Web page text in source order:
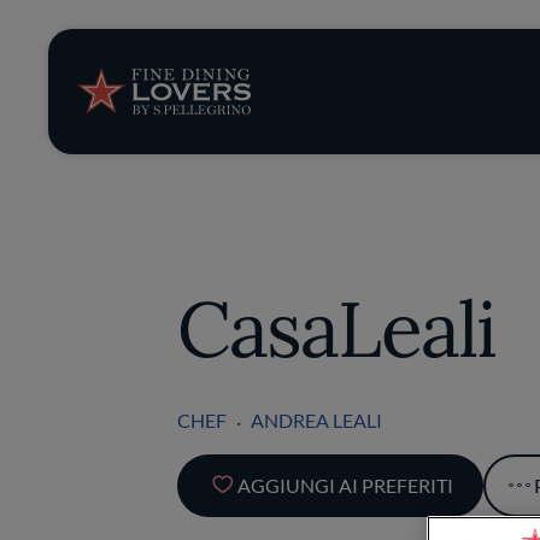
Storie e
Ricette
Serie
CasaLeali
CHEF ANDREA LEALI
AGGIUNGI AI PREFERITI